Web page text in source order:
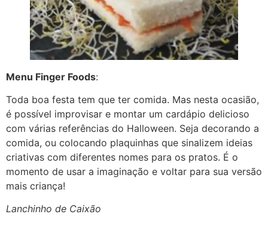
Menu Finger Foods:
Toda boa festa tem que ter comida. Mas nesta ocasião,
é possível improvisar e montar um cardápio delicioso
com várias referências do Halloween. Seja decorando a
comida, ou colocando plaquinhas que sinalizem ideias
criativas com diferentes nomes para os pratos. É o
momento de usar a imaginação e voltar para sua versão
mais criança!
Lanchinho de Caixão